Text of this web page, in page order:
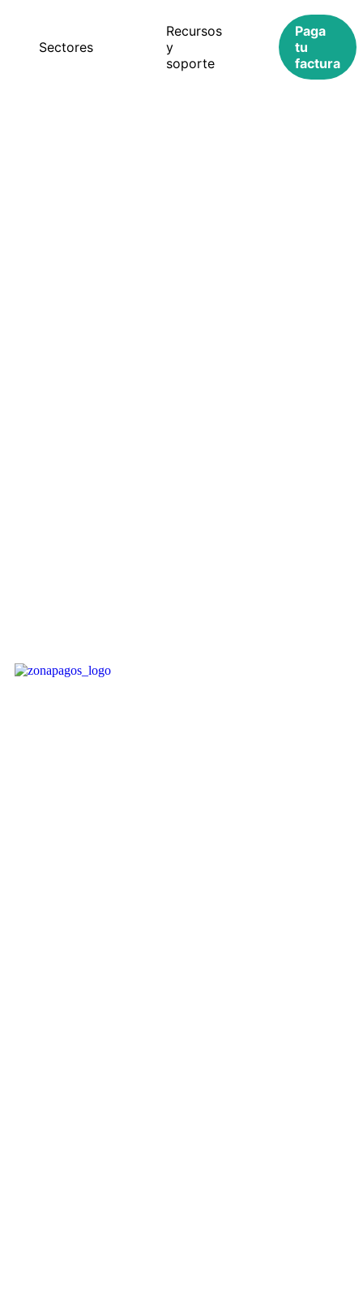
Sectores
Recursos
y
soporte
Paga
tu
factura